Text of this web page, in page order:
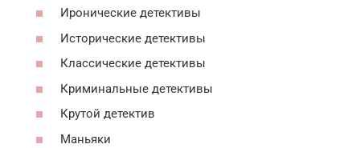
Иронические детективы
Исторические детективы
Классические детективы
Криминальные детективы
Крутой детектив
Маньяки